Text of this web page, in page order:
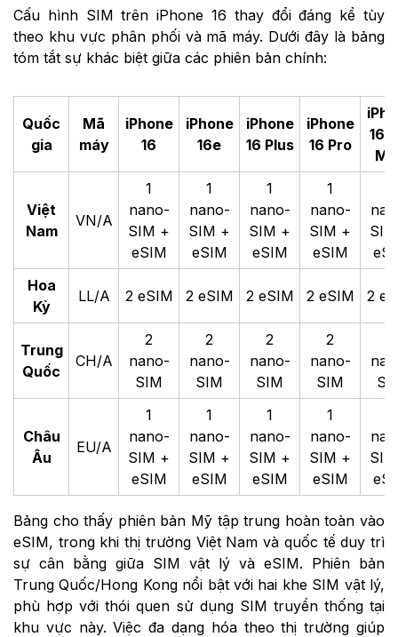
Cấu hình SIM trên iPhone 16 thay đổi đáng kể tùy
theo khu vực phân phối và mã máy. Dưới đây là bảng
tóm tắt sự khác biệt giữa các phiên bản chính:
Quốc
gia
Mã
máy
iPhone
16
iPhone
16e
iPhone
16 Plus
iPhone
16 Pro
16
Việt
Nam
VN/A
1
nano-
SIM +
eSIM
1
nano-
SIM +
eSIM
1
nano-
SIM +
eSIM
1
nano-
SIM +
eSIM
Hoa
Kỳ
LL/A 2 eSIM 2 eSIM 2 eSIM 2 eSIM 2
Trung
Quốc
CH/A
2
nano-
SIM
2
nano-
SIM
2
nano-
SIM
2
nano-
SIM
Châu
Âu
EU/A
1
nano-
SIM +
eSIM
1
nano-
SIM +
eSIM
1
nano-
SIM +
eSIM
1
nano-
SIM +
eSIM
Bảng cho thấy phiên bản Mỹ tập trung hoàn toàn vào
eSIM, trong khi thị trường Việt Nam và quốc tế duy trì
sự cân bằng giữa SIM vật lý và eSIM. Phiên bản
Trung Quốc/Hong Kong nổi bật với hai khe SIM vật lý,
phù hợp với thói quen sử dụng SIM truyền thống tại
khu vực này. Việc đa dạng hóa theo thị trường giúp